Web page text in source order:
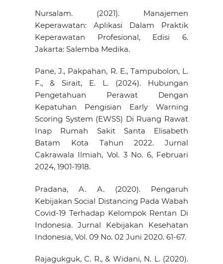
Nursalam. (2021). Manajemen
Keperawatan: Aplikasi Dalam Praktik
Keperawatan Profesional, Edisi 6.
Jakarta: Salemba Medika.
Pane, J., Pakpahan, R. E., Tampubolon, L.
F., & Sirait, E. L. (2024). Hubungan
Pengetahuan Perawat Dengan
Kepatuhan Pengisian Early Warning
Scoring System (EWSS) Di Ruang Rawat
Inap Rumah Sakit Santa Elisabeth
Batam Kota Tahun 2022. Jurnal
Cakrawala Ilmiah, Vol. 3 No. 6, Februari
2024, 1901-1918.
Pradana, A. A. (2020). Pengaruh
Kebijakan Social Distancing Pada Wabah
Covid-19 Terhadap Kelompok Rentan Di
Indonesia. Jurnal Kebijakan Kesehatan
Indonesia, Vol. 09 No. 02 Juni 2020. 61-67.
Rajagukguk, C. R., & Widani, N. L. (2020).